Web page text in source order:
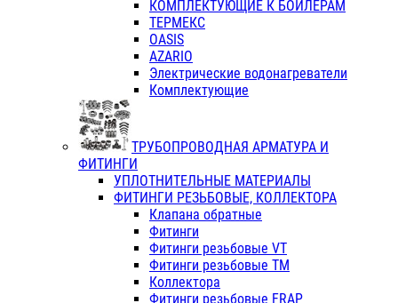
КОМПЛЕКТУЮЩИЕ К БОЙЛЕРАМ
ТЕРМЕКС
OASIS
AZARIO
Электрические водонагреватели
Комплектующие
ТРУБОПРОВОДНАЯ АРМАТУРА И
ФИТИНГИ
УПЛОТНИТЕЛЬНЫЕ МАТЕРИАЛЫ
ФИТИНГИ РЕЗЬБОВЫЕ, КОЛЛЕКТОРА
Клапана обратные
Фитинги
Фитинги резьбовые VT
Фитинги резьбовые ТМ
Коллектора
Фитинги резьбовые FRAP